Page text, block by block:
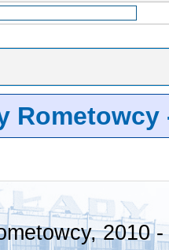
Rometowcy
2010